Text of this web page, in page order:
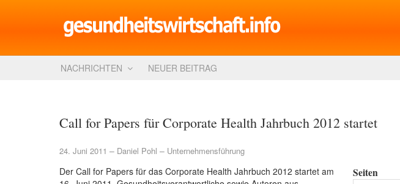
NACHRICHTEN NEUER BEITRAG
Call for Papers für Corporate Health Jahrbuch 2012 startet
24. Juni 2011 Daniel Pohl Unternehmensführung
Seiten
Der Call for Papers für das Corporate Health Jahrbuch 2012 startet am